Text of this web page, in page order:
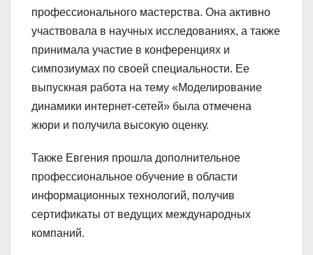
профессионального мастерства. Она активно
участвовала в научных исследованиях, а также
принимала участие в конференциях и
симпозиумах по своей специальности. Ее
выпускная работа на тему «Моделирование
динамики интернет-сетей» была отмечена
жюри и получила высокую оценку.
Также Евгения прошла дополнительное
профессиональное обучение в области
информационных технологий, получив
сертификаты от ведущих международных
компаний.